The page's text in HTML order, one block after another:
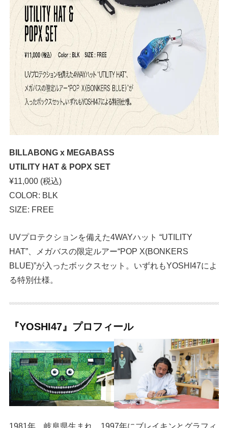
BILLABONG x MEGABASS
UTILITY HAT & POPX SET
¥11,000 (税込)
COLOR: BLK
SIZE: FREE
UVプロテクションを備えた4WAYハット “UTILITY
HAT”、メガバスの限定ルアー“POP X(BONKERS
BLUE)”が入ったボックスセット。いずれもYOSHI47によ
る特別仕様。
『YOSHI47』プロフィール
1981年、岐阜県生まれ。1997年にブレイキンとグラフィ